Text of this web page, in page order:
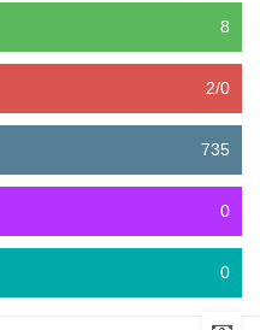
8
2/0
735
0
0